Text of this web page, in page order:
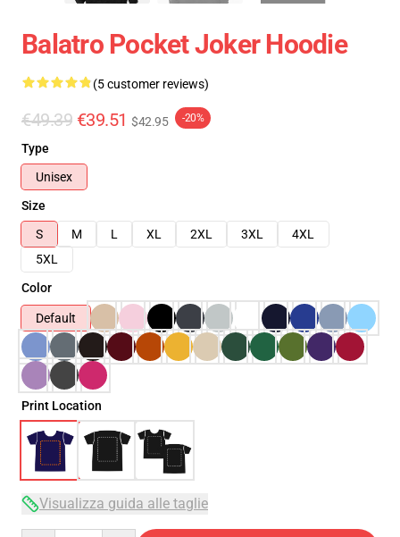
Balatro Pocket Joker Hoodie
(5 customer reviews)
€49.39 €39.51 $42.95 -20%
Type
Unisex
Size
S
M L XL 2XL 3XL
4XL
5XL
Color
Default
Print Location
Visualizza guida alle taglie